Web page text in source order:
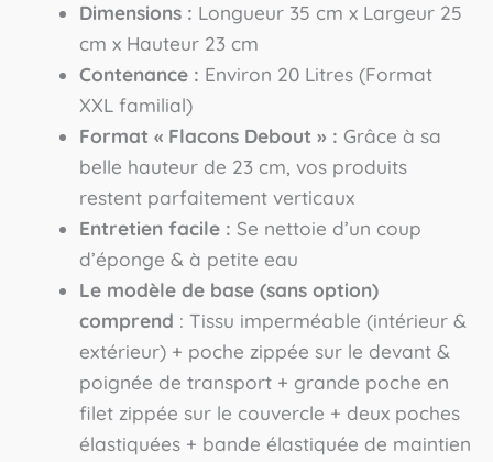
Dimensions : Longueur 35 cm x Largeur 25
cm x Hauteur 23 cm
Contenance : Environ 20 Litres (Format
XXL familial)
Format « Flacons Debout » : Grâce à sa
belle hauteur de 23 cm, vos produits
restent parfaitement verticaux
Entretien facile : Se nettoie d’un coup
d’éponge & à petite eau
Le modèle de base (sans option)
comprend : Tissu imperméable (intérieur &
extérieur) + poche zippée sur le devant &
poignée de transport + grande poche en
filet zippée sur le couvercle + deux poches
élastiquées + bande élastiquée de maintien